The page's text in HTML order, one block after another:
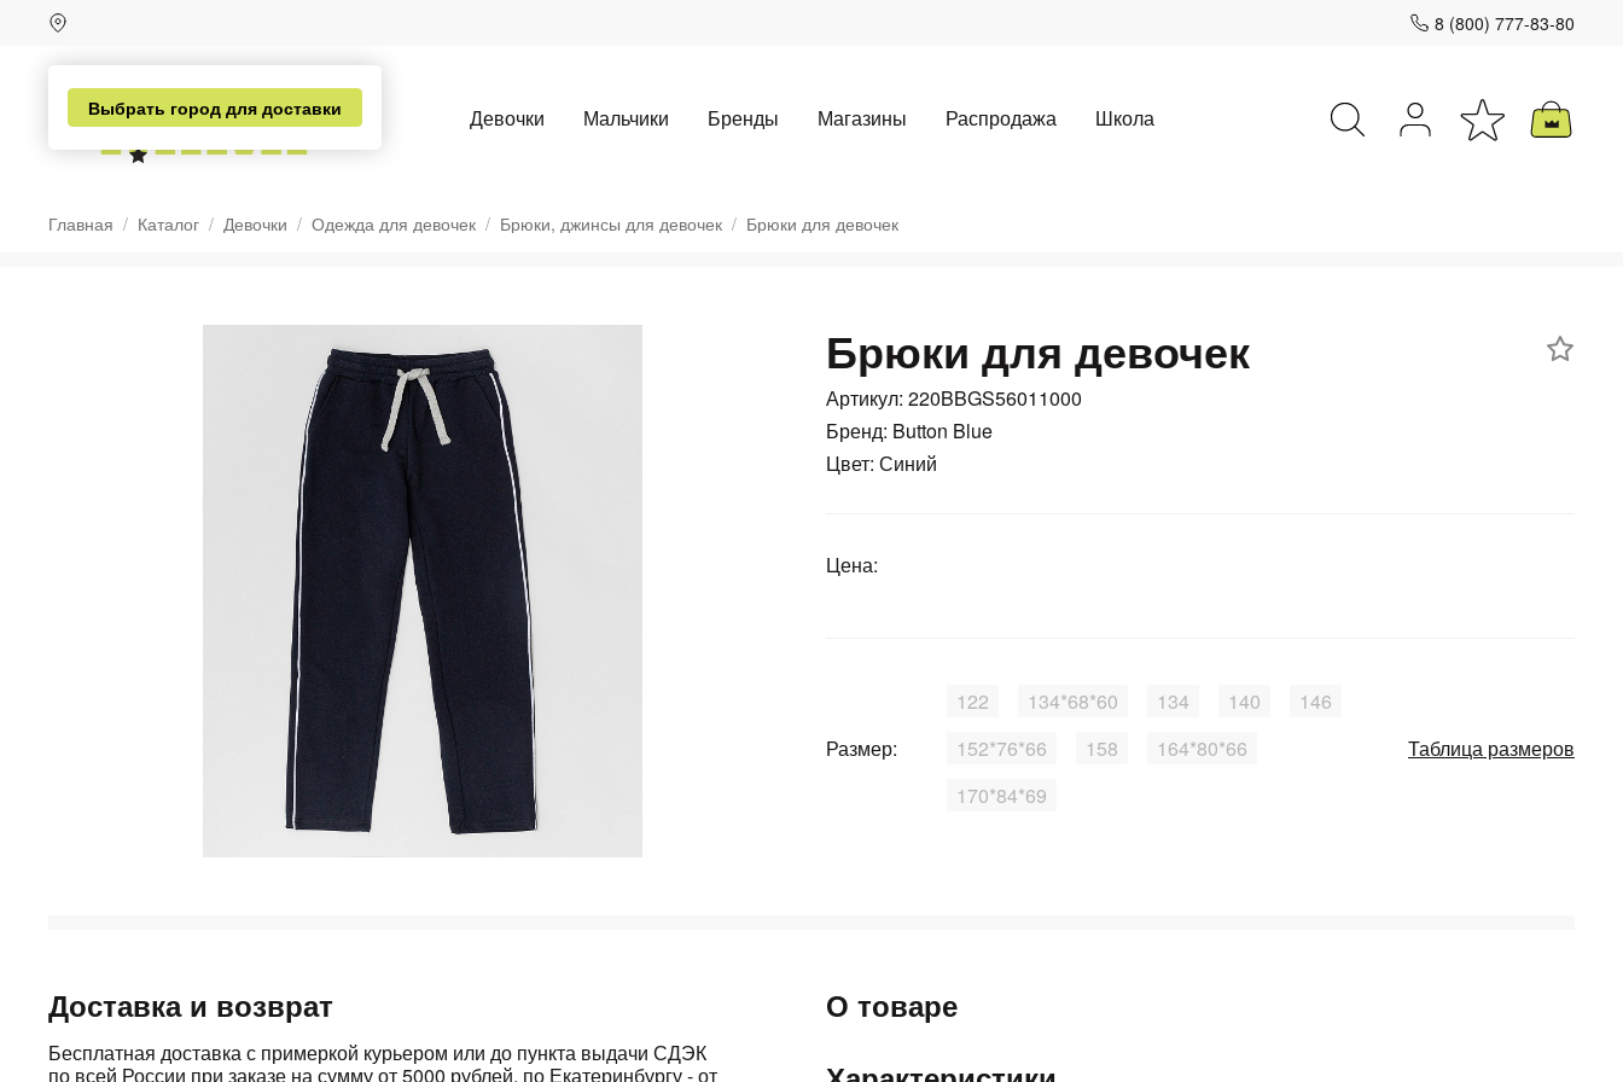
Выбрать город для доставки
8 (800) 777-83-80
Девочки Мальчики Бренды Магазины Распродажа Школа
Главная Каталог Девочки Одежда для девочек Брюки, джинсы для девочек Брюки для девочек
Брюки для девочек
Артикул: 220BBGS56011000
Бренд: Button Blue
Цвет: Синий
Цена:
Размер:
122 134*68*60 134 140
146
152*76*66
158
164*80*66
170*84*69
Таблица размеров
Доставка и возврат
Бесплатная доставка с примеркой курьером или до пункта выдачи СДЭК
по всей России при заказе на сумму от 5000 рублей, по Екатеринбургу - от
О товаре
без переплат